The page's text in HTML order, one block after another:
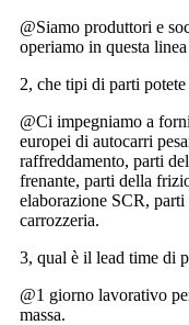
@Siamo produttori e
operiamo in questa
2, che tipi di parti
@Ci impegniamo a
europei di autocarri
raffreddamento, parti
frenante, parti della
elaborazione SCR,
carrozzeria.
3, qual è il lead time di
@1 giorno lavorativo
massa.